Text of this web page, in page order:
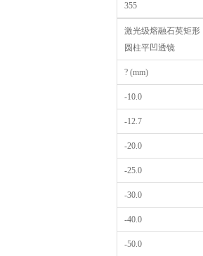
355
激光级熔融石英矩形
圆柱平凹透镜
? (mm)
-10.0
-12.7
-20.0
-25.0
-30.0
-40.0
-50.0